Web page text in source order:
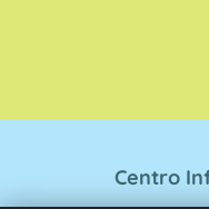
Centro